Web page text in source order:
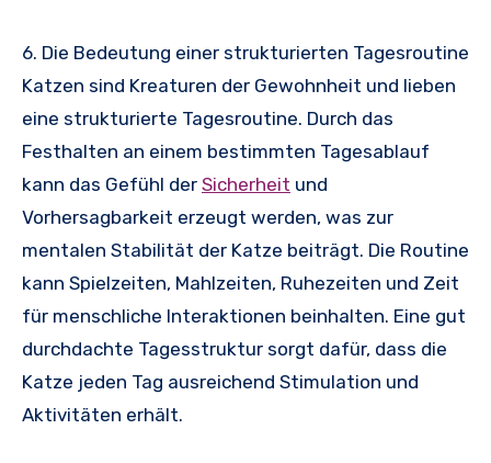
6. Die Bedeutung einer strukturierten Tagesroutine
Katzen sind Kreaturen der Gewohnheit und lieben
eine strukturierte Tagesroutine. Durch das
Festhalten an einem bestimmten Tagesablauf
kann das Gefühl der Sicherheit und
Vorhersagbarkeit erzeugt werden, was zur
mentalen Stabilität der Katze beiträgt. Die Routine
kann Spielzeiten, Mahlzeiten, Ruhezeiten und Zeit
für menschliche Interaktionen beinhalten. Eine gut
durchdachte Tagesstruktur sorgt dafür, dass die
Katze jeden Tag ausreichend Stimulation und
Aktivitäten erhält.